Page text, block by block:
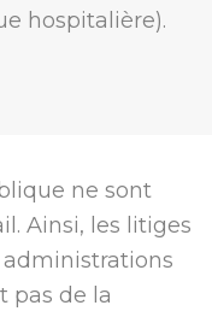
hospitalière).
ne sont
Ainsi, les litiges
pas de la